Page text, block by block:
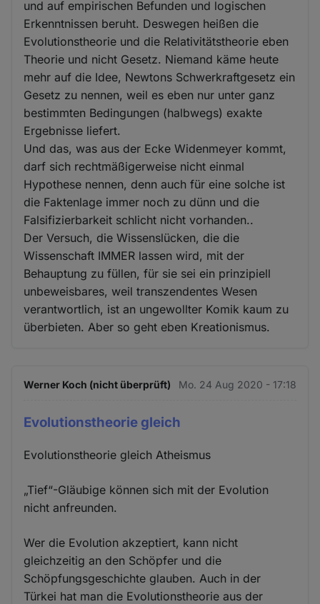
und auf empirischen Befunden und logischen
Erkenntnissen beruht. Deswegen heißen die
Evolutionstheorie und die Relativitätstheorie eben
Theorie und nicht Gesetz. Niemand käme heute
mehr auf die Idee, Newtons Schwerkraftgesetz ein
Gesetz zu nennen, weil es eben nur unter ganz
bestimmten Bedingungen (halbwegs) exakte
Ergebnisse liefert.
Und das, was aus der Ecke Widenmeyer kommt,
darf sich rechtmäßigerweise nicht einmal
Hypothese nennen, denn auch für eine solche ist
die Faktenlage immer noch zu dünn und die
Falsifizierbarkeit schlicht nicht vorhanden..
Der Versuch, die Wissenslücken, die die
Wissenschaft IMMER lassen wird, mit der
Behauptung zu füllen, für sie sei ein prinzipiell
unbeweisbares, weil transzendentes Wesen
verantwortlich, ist an ungewollter Komik kaum zu
überbieten. Aber so geht eben Kreationismus.
Werner Koch (nicht überprüft) Mo. 24 Aug 2020 - 17:18
Evolutionstheorie gleich
Evolutionstheorie gleich Atheismus
„Tief“-Gläubige können sich mit der Evolution
nicht anfreunden.
Wer die Evolution akzeptiert, kann nicht
gleichzeitig an den Schöpfer und die
Schöpfungsgeschichte glauben. Auch in der
Türkei hat man die Evolutionstheorie aus der